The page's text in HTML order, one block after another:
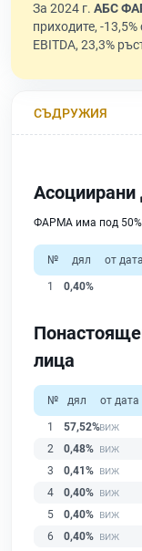
За 2024 г. АБС
приходите, -
EBITDA, 23,3%
СЪДРУЖИЯ
ФАРМА има под 50%
№ дял от дата
1
0,40%
лица
№ дял от дата
1
57,52%
2
0,48%
3
0,41%
4
0,40%
5
0,40%
6
0,40%